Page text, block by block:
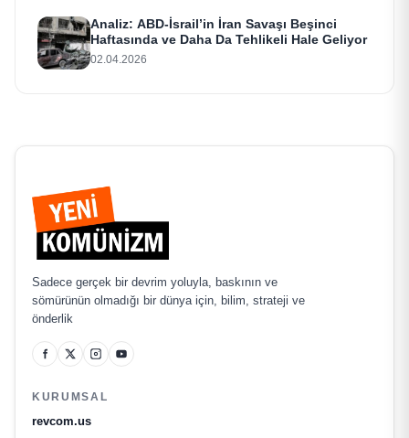
Analiz: ABD-İsrail’in İran Savaşı Beşinci
Haftasında ve Daha Da Tehlikeli Hale Geliyor
02.04.2026
Sadece gerçek bir devrim yoluyla, baskının ve
sömürünün olmadığı bir dünya için, bilim, strateji ve
önderlik
KURUMSAL
revcom.us